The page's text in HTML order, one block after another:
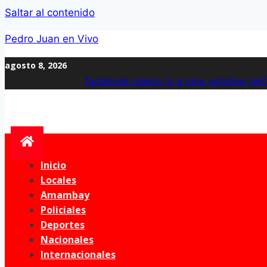
Saltar al contenido
Pedro Juan en Vivo
agosto 8, 2026
facebookopens in a new window
Inicio
Locales
Amambay
Policiales
Deportes
Nacionales
Internacionales